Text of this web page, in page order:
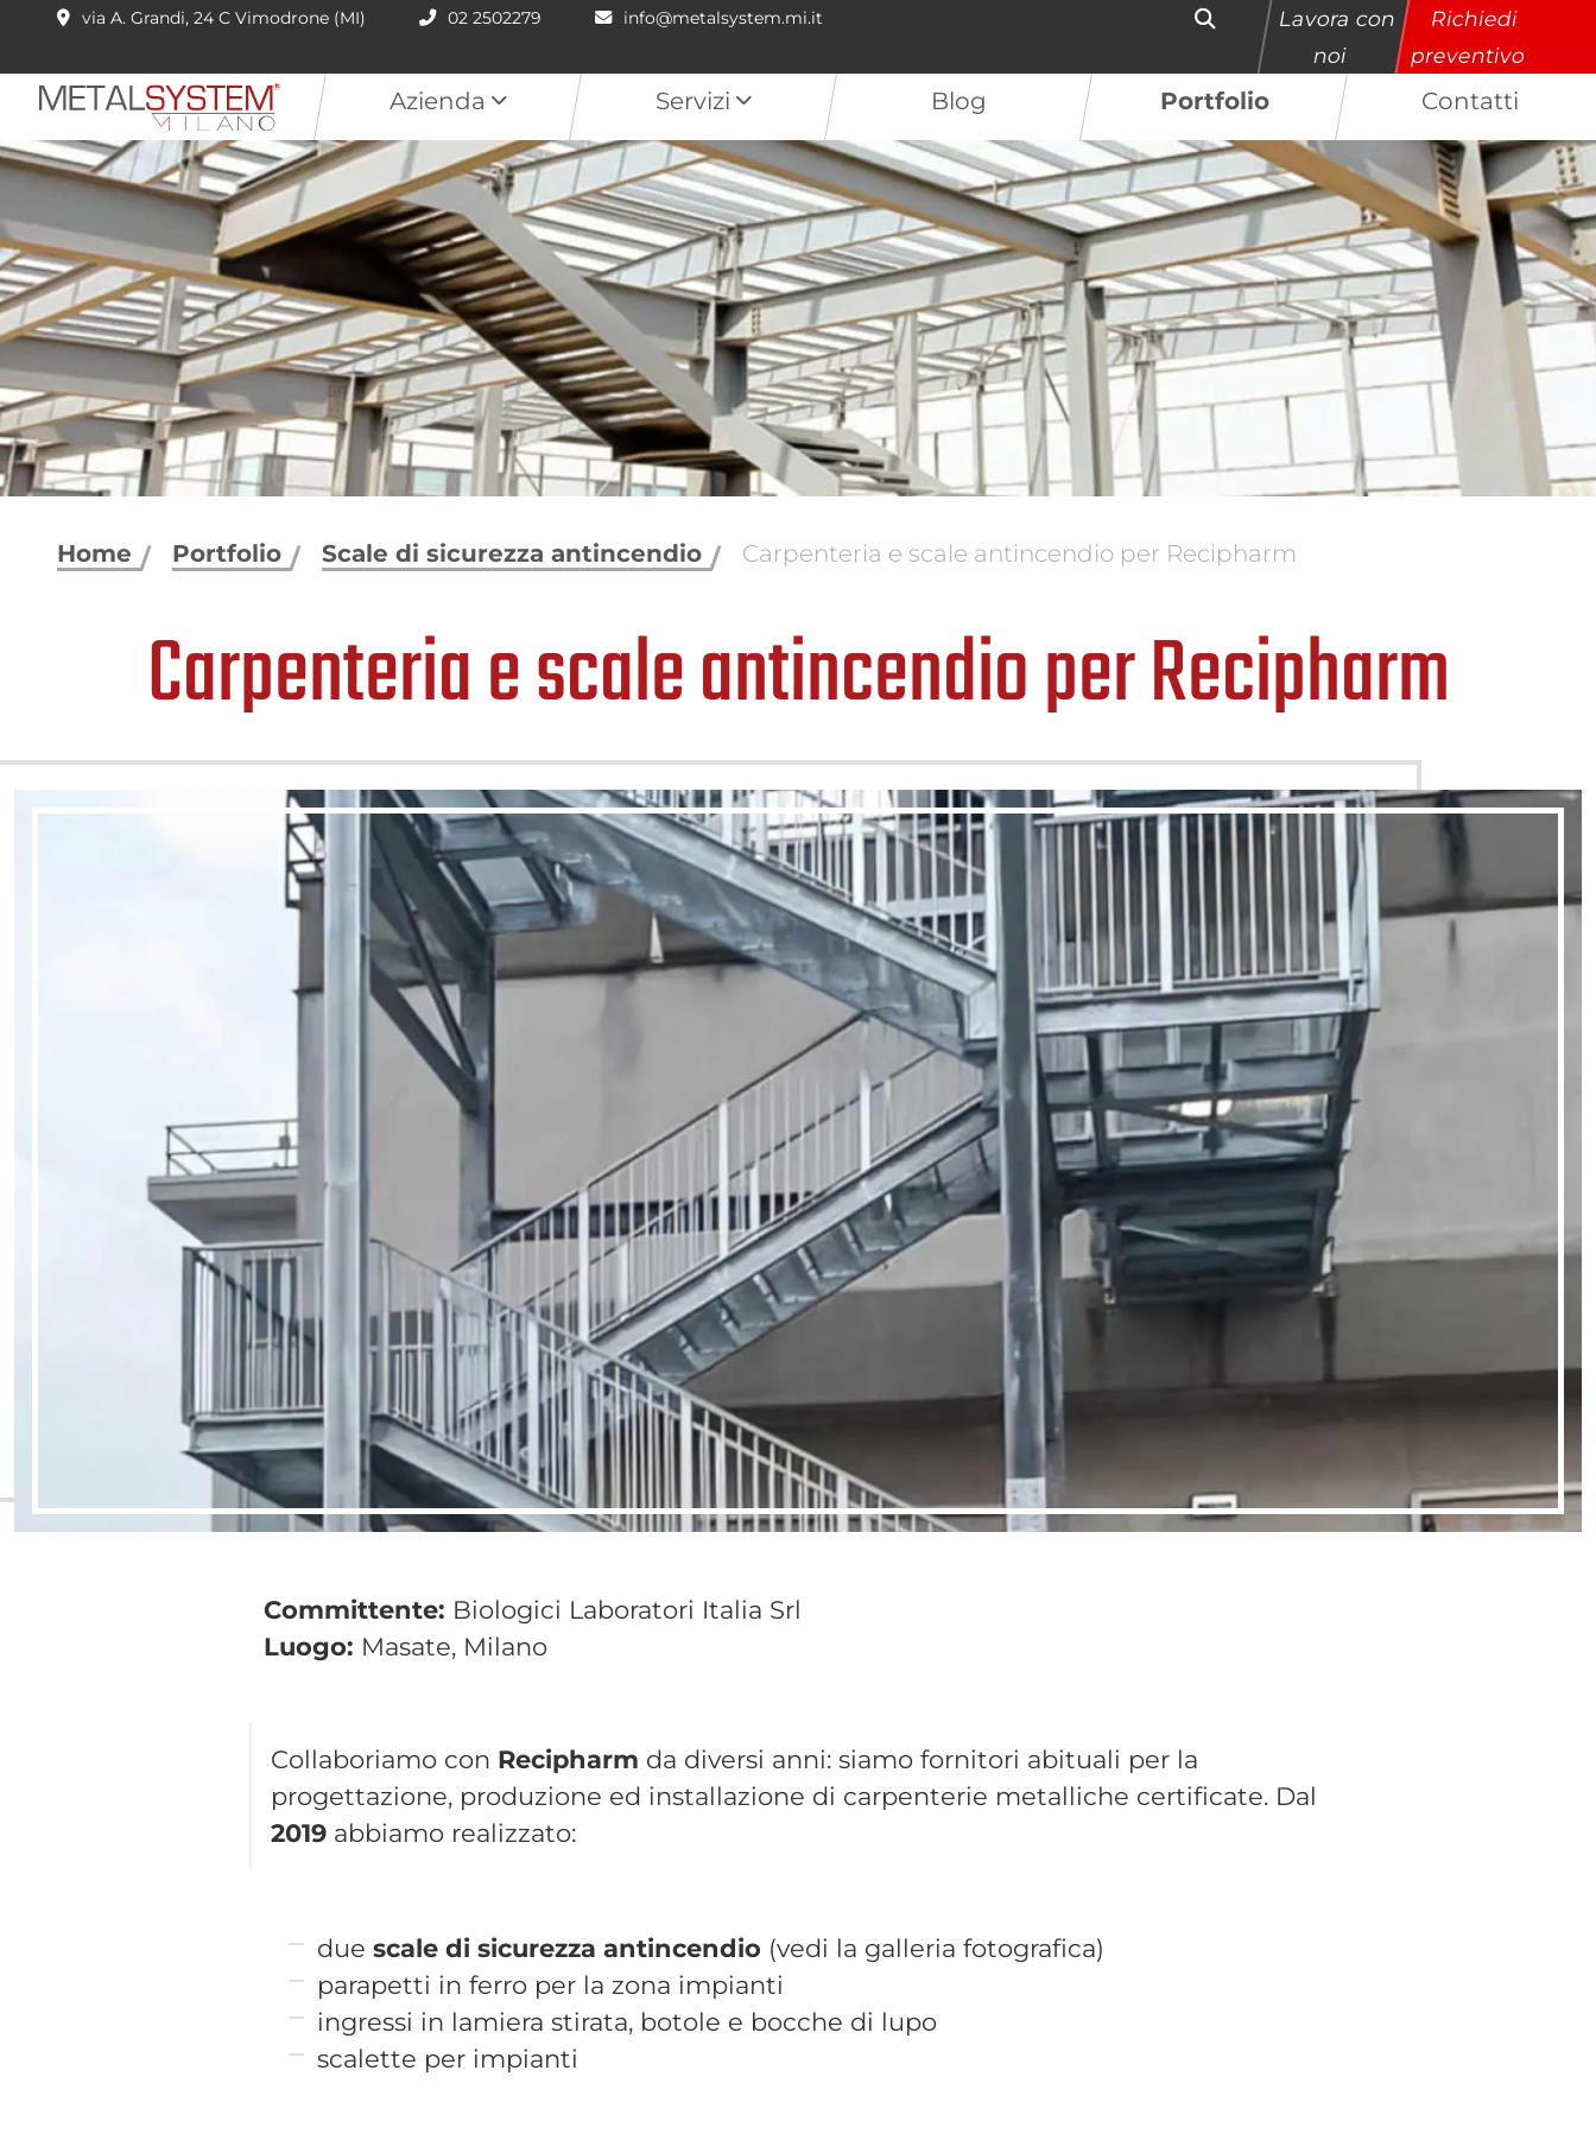
via A. Grandi, 24 C Vimodrone (MI) 02 2502279 info@metalsystem.mi.it
Lavora con
noi
Richiedi
preventivo
Azienda Servizi Blog Portfolio Contatti
Home Portfolio Scale di sicurezza antincendio Carpenteria e scale antincendio per Recipharm
Carpenteria e scale antincendio per Recipharm
Committente: Biologici Laboratori Italia Srl
Luogo: Masate, Milano
Collaboriamo con Recipharm da diversi anni: siamo fornitori abituali per la
progettazione, produzione ed installazione di carpenterie metalliche certificate. Dal
2019 abbiamo realizzato:
due scale di sicurezza antincendio (vedi la galleria fotografica)
parapetti in ferro per la zona impianti
ingressi in lamiera stirata, botole e bocche di lupo
scalette per impianti